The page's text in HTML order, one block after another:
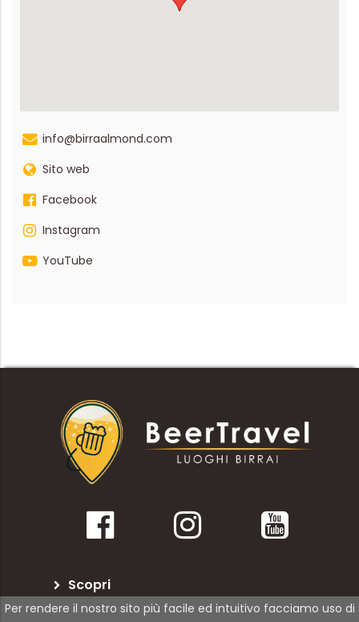
Per rendere il nostro sito più facile ed intuitivo facciamo uso di
info@birraalmond.com
Sito web
Facebook
Instagram
YouTube
Scopri